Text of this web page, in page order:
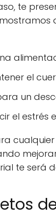
te
el
un
el estrés
te será